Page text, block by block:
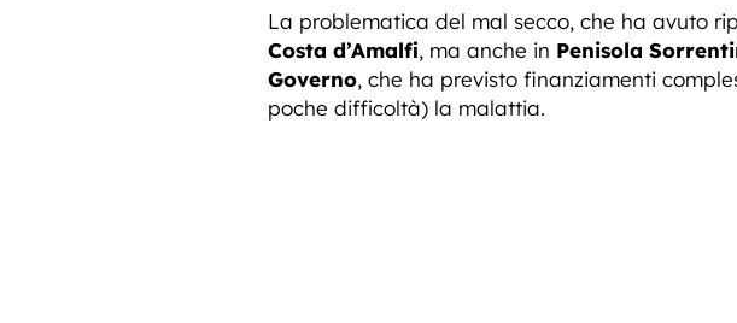
La problematica del mal secco, che ha avuto
Costa d’Amalfi, ma anche in Penisola
Governo, che ha previsto finanziamenti
poche difficoltà) la malattia.